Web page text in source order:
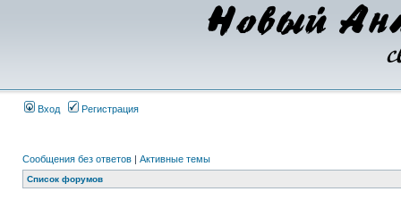
Вход Регистрация
Сообщения без ответов | Активные темы
Список форумов